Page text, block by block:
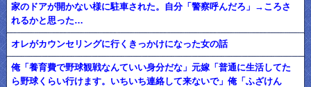
家のドアが開かない様に駐車された。自分「警察呼んだろ」→ころさ
れるかと思った…
オレがカウンセリングに行くきっかけになった女の話
俺「養育費で野球観戦なんていい身分だな」元嫁「普通に生活してた
ら野球くらい行けます。いちいち連絡して来ないで」俺「ふざけん